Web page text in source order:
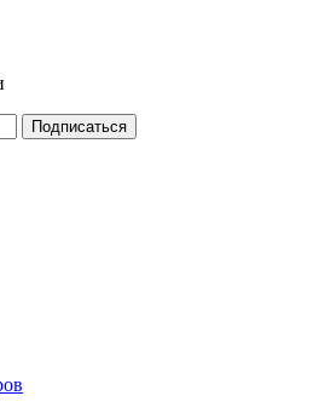
Подписаться